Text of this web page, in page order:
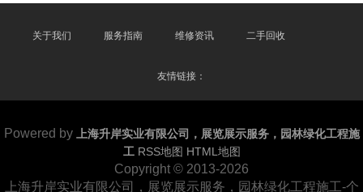
关于我们 服务指南 维修资讯 二手回收
友情链接：
Powered by
上海升岸实业有限公司，展览展示服务，园林绿化工程施
工 RSS地图 HTML地图
Copyright © 2013-2026
上海升岸实业有限公司，展览展示服务，园林绿化工程施工-个